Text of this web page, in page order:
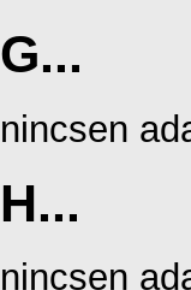
G...
nincsen
H...
nincsen